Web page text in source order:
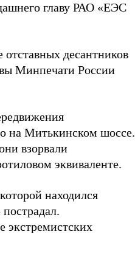
главу РАО «ЕЭС
десантников
Минпечати России
на Митькинском шоссе.
взорвали
эквиваленте.
находился
экстремистских